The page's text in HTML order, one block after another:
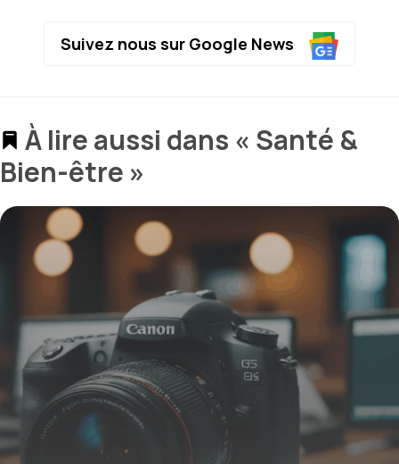
Suivez nous sur Google News
À lire aussi dans « Santé &
Bien-être »